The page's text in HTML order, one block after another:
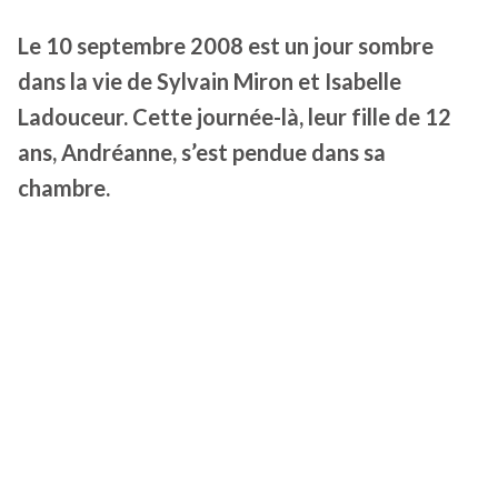
Le 10 septembre 2008 est un jour sombre
dans la vie de Sylvain Miron et Isabelle
Ladouceur. Cette journée-là, leur fille de 12
ans, Andréanne, s’est pendue dans sa
chambre.